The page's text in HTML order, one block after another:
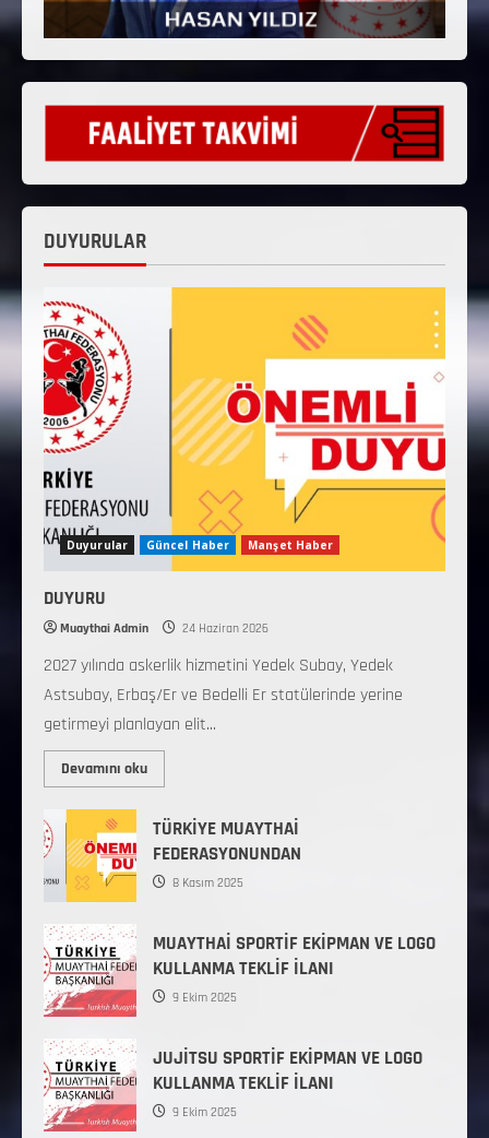
DUYURULAR
Duyurular Güncel Haber Manşet Haber
DUYURU
Muaythai Admin 24 Haziran 2026
2027 yılında askerlik hizmetini Yedek Subay, Yedek
Astsubay, Erbaş/Er ve Bedelli Er statülerinde yerine
getirmeyi planlayan elit...
Devamını oku
TÜRKİYE MUAYTHAİ
FEDERASYONUNDAN
8 Kasım 2025
MUAYTHAİ SPORTİF EKİPMAN VE LOGO
KULLANMA TEKLİF İLANI
9 Ekim 2025
JUJİTSU SPORTİF EKİPMAN VE LOGO
KULLANMA TEKLİF İLANI
9 Ekim 2025